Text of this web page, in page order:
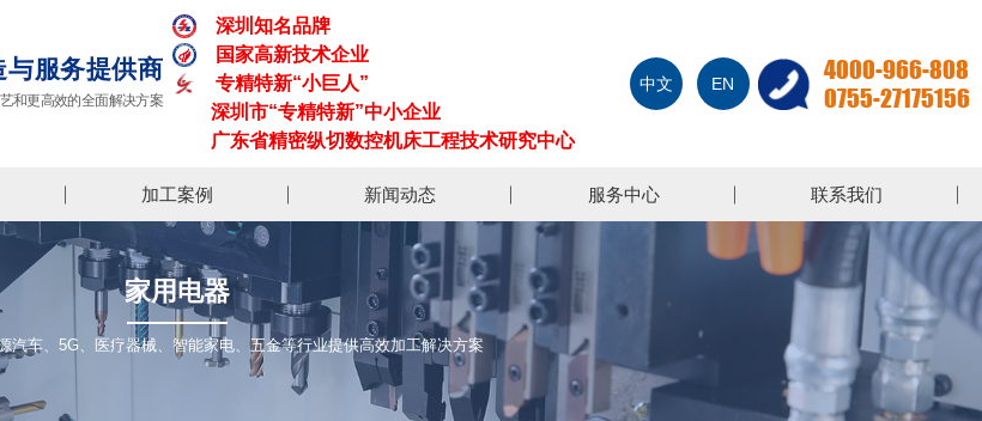
与服务提供商
和更高效的全面解决方案
深圳知名品牌
国家高新技术企业
专精特新“小巨人”
深圳市“专精特新”中小企业
广东省精密纵切数控机床工程技术研究中心
中文 EN
4000-966-808
0755-27175156
加工案例 新闻动态 服务中心 联系我们
家用电器
汽车、5G、医疗器械、智能家电、五金等行业提供高效加工解决方案